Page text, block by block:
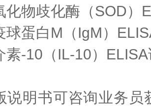
化物歧化酶（SOD）
球蛋白M（IgM）
素-10（IL-10）
说明书可咨询业务员